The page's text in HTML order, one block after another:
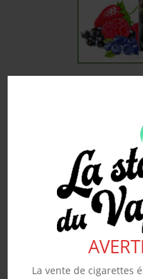
La vente de cigarettes
Voir